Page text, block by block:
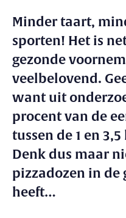
Minder taart,
sporten! Het is
gezonde
veelbelovend.
want uit
procent van de
tussen de 1 en
Denk dus maar
pizzadozen in de
heeft…